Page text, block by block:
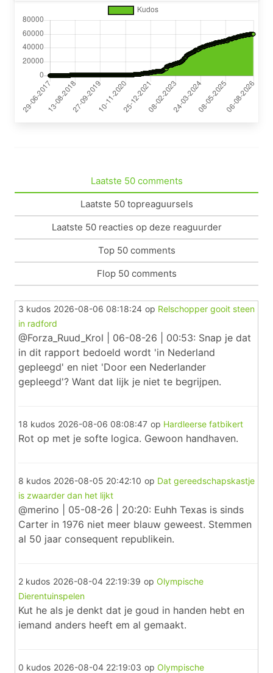
Laatste 50 comments
Laatste 50 topreaguursels
Laatste 50 reacties op deze reaguurder
Top 50 comments
Flop 50 comments
3 kudos 2026-08-06 08:18:24 op Relschopper gooit steen
in radford
@Forza_Ruud_Krol | 06-08-26 | 00:53: Snap je dat
in dit rapport bedoeld wordt 'in Nederland
gepleegd' en niet 'Door een Nederlander
gepleegd'? Want dat lijk je niet te begrijpen.
18 kudos 2026-08-06 08:08:47 op Hardleerse fatbikert
Rot op met je softe logica. Gewoon handhaven.
8 kudos 2026-08-05 20:42:10 op Dat gereedschapskastje
is zwaarder dan het lijkt
@merino | 05-08-26 | 20:20: Euhh Texas is sinds
Carter in 1976 niet meer blauw geweest. Stemmen
al 50 jaar consequent republikein.
2 kudos 2026-08-04 22:19:39 op Olympische
Dierentuinspelen
Kut he als je denkt dat je goud in handen hebt en
iemand anders heeft em al gemaakt.
0 kudos 2026-08-04 22:19:03 op Olympische